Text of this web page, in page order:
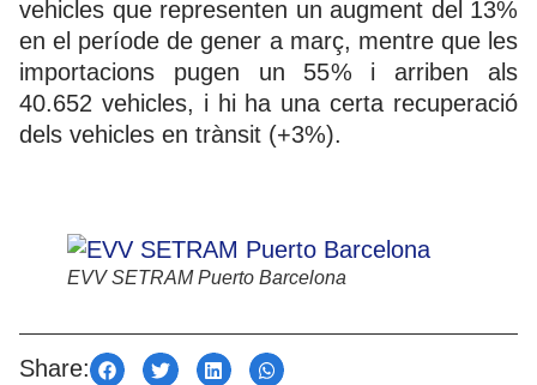
vehicles que representen un augment del 13%
en el període de gener a març, mentre que les
importacions pugen un 55% i arriben als
40.652 vehicles, i hi ha una certa recuperació
dels vehicles en trànsit (+3%).
EVV SETRAM Puerto Barcelona
Share: